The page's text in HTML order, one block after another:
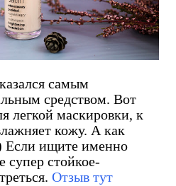
самым
средством. Вот
легкой маскировки, к
кожу. А как
Если ищите именно
супер стойкое-
Отзыв тут